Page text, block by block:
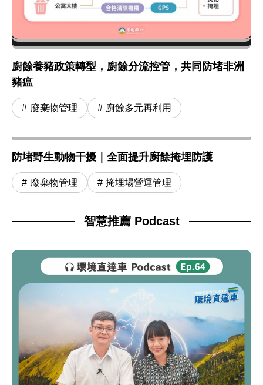
廚餘養豬政策轉型，廚餘分流控管，共同防堵非洲
豬瘟
廢棄物管理 廚餘多元再利用
防堵野生動物干擾｜全面提升廚餘掩埋防護
廢棄物管理 掩埋場營運管理
智慧推薦 Podcast